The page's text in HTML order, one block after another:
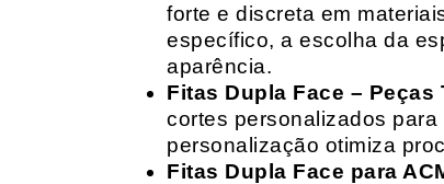
forte e discreta em
específico, a escolha da
aparência.
Fitas Dupla Face –
cortes personalizados
personalização otimiza
Fitas Dupla Face para